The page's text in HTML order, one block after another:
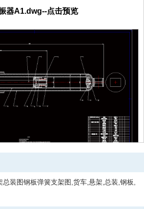
器A1.dwg--点击预览
装图钢板弹簧支架图,货车,悬架,总装,钢板,